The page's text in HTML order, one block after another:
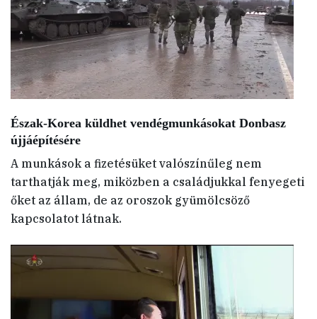
Észak-Korea küldhet vendégmunkásokat Donbasz
újjáépítésére
A munkások a fizetésüket valószínűleg nem
tarthatják meg, miközben a családjukkal fenyegeti
őket az állam, de az oroszok gyümölcsöző
kapcsolatot látnak.